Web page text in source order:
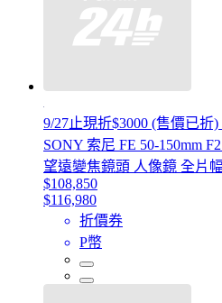
9/27止現折$3000 (售價已折
SONY 索尼 FE 50-150mm
望遠變焦鏡頭 人像鏡 全片
$108,850
$116,980
折價券
P幣